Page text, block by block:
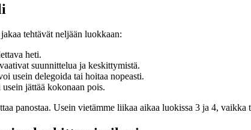
tehtävät neljään luokkaan:
heti.
suunnittelua ja keskittymistä.
usein delegoida tai hoitaa nopeasti.
jättää kokonaan pois.
panostaa. Usein vietämme liikaa aikaa luokissa 3 ja 4,